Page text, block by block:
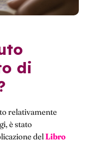
di
relativamente
è stato
delLibro